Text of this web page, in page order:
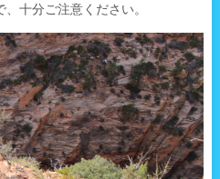
十分ご注意ください。